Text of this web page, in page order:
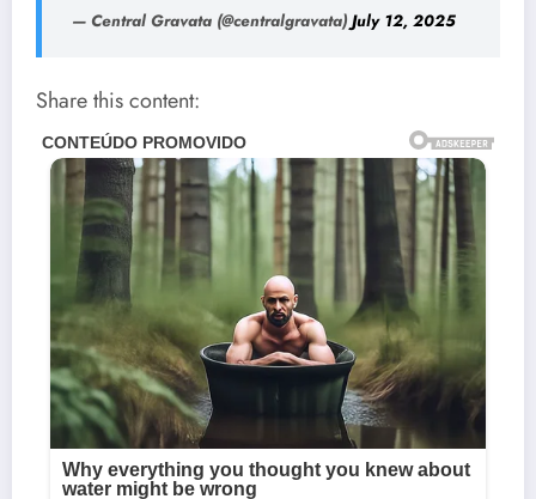
— Central Gravata (@centralgravata) July 12, 2025
Share this content: